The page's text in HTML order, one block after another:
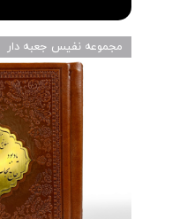
مجموعه نفیس جعبه دار